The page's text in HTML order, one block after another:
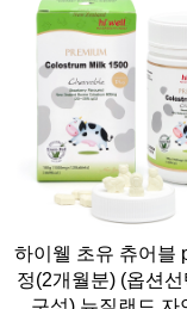
하이웰 초유 츄어블
정(2개월분) (옵션